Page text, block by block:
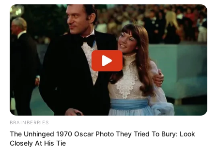
BRAINBERRIES
The Unhinged 1970 Oscar Photo They Tried To Bury: Look
Closely At His Tie